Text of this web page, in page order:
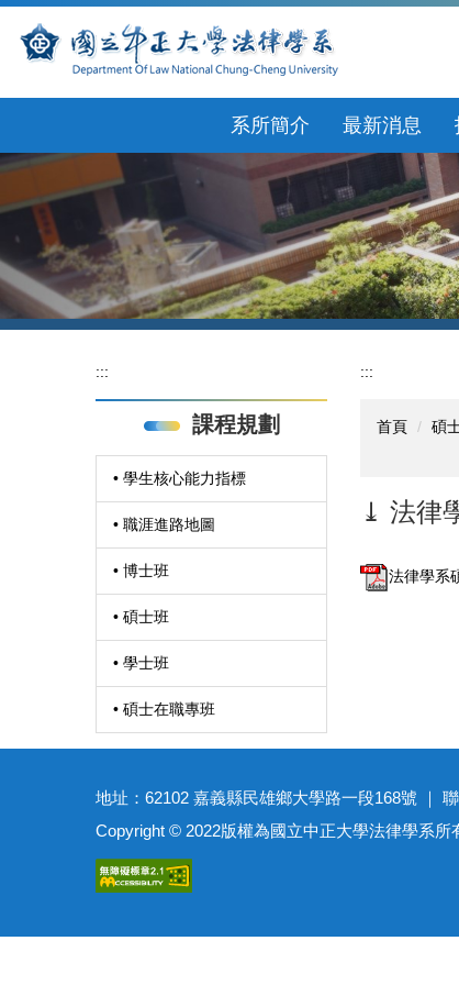
到
區
系所簡介 最新消息
:::
課程規劃
• 學生核心能力指標
• 職涯進路地圖
• 博士班
• 碩士班
• 學士班
• 碩士在職專班
:::
首頁 碩
⤓ 法律
法律學系
地址：62102 嘉義縣民雄鄉大學路一段168號 ｜
Copyright © 2022版權為國立中正大學法律學系所